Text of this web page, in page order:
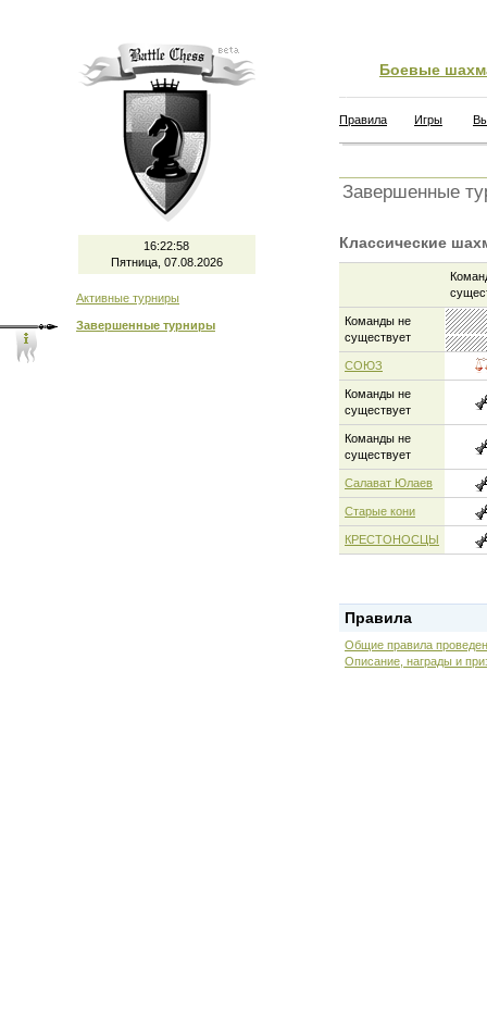
16:22:58
Пятница, 07.08.2026
Активные турниры
Завершенные турниры
Боевые
Правила Игры
Завершенные
Классические
Команды не
существует
СОЮЗ
Команды не
существует
Команды не
существует
Салават Юлаев
Старые кони
КРЕСТОНОСЦЫ
Правила
Общие правила
Описание, награды и